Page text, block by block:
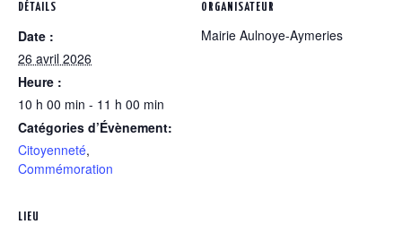
DÉTAILS
Date :
26 avril 2026
Heure :
10 h 00 min - 11 h 00 min
Catégories d’Évènement:
Citoyenneté,
Commémoration
ORGANISATEUR
Mairie Aulnoye-Aymeries
LIEU